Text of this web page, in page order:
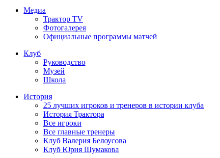
Медиа
Трактор TV
Фотогалерея
Официальные программы матчей
Клуб
Руководство
Музей
Школа
История
25 лучших игроков и тренеров в истории клуба
История Трактора
Все игроки
Все главные тренеры
Клуб Валерия Белоусова
Клуб Юрия Шумакова